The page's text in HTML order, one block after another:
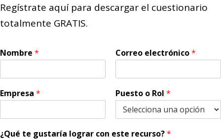
Regístrate aquí para descargar el cuestionario
totalmente GRATIS.
Nombre * Correo electrónico*
Empresa * Puesto o Rol *
¿Qué te gustaría lograr con este recurso?*